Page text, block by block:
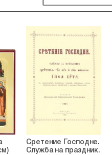
Сретение Господне.
Служба на праздник.